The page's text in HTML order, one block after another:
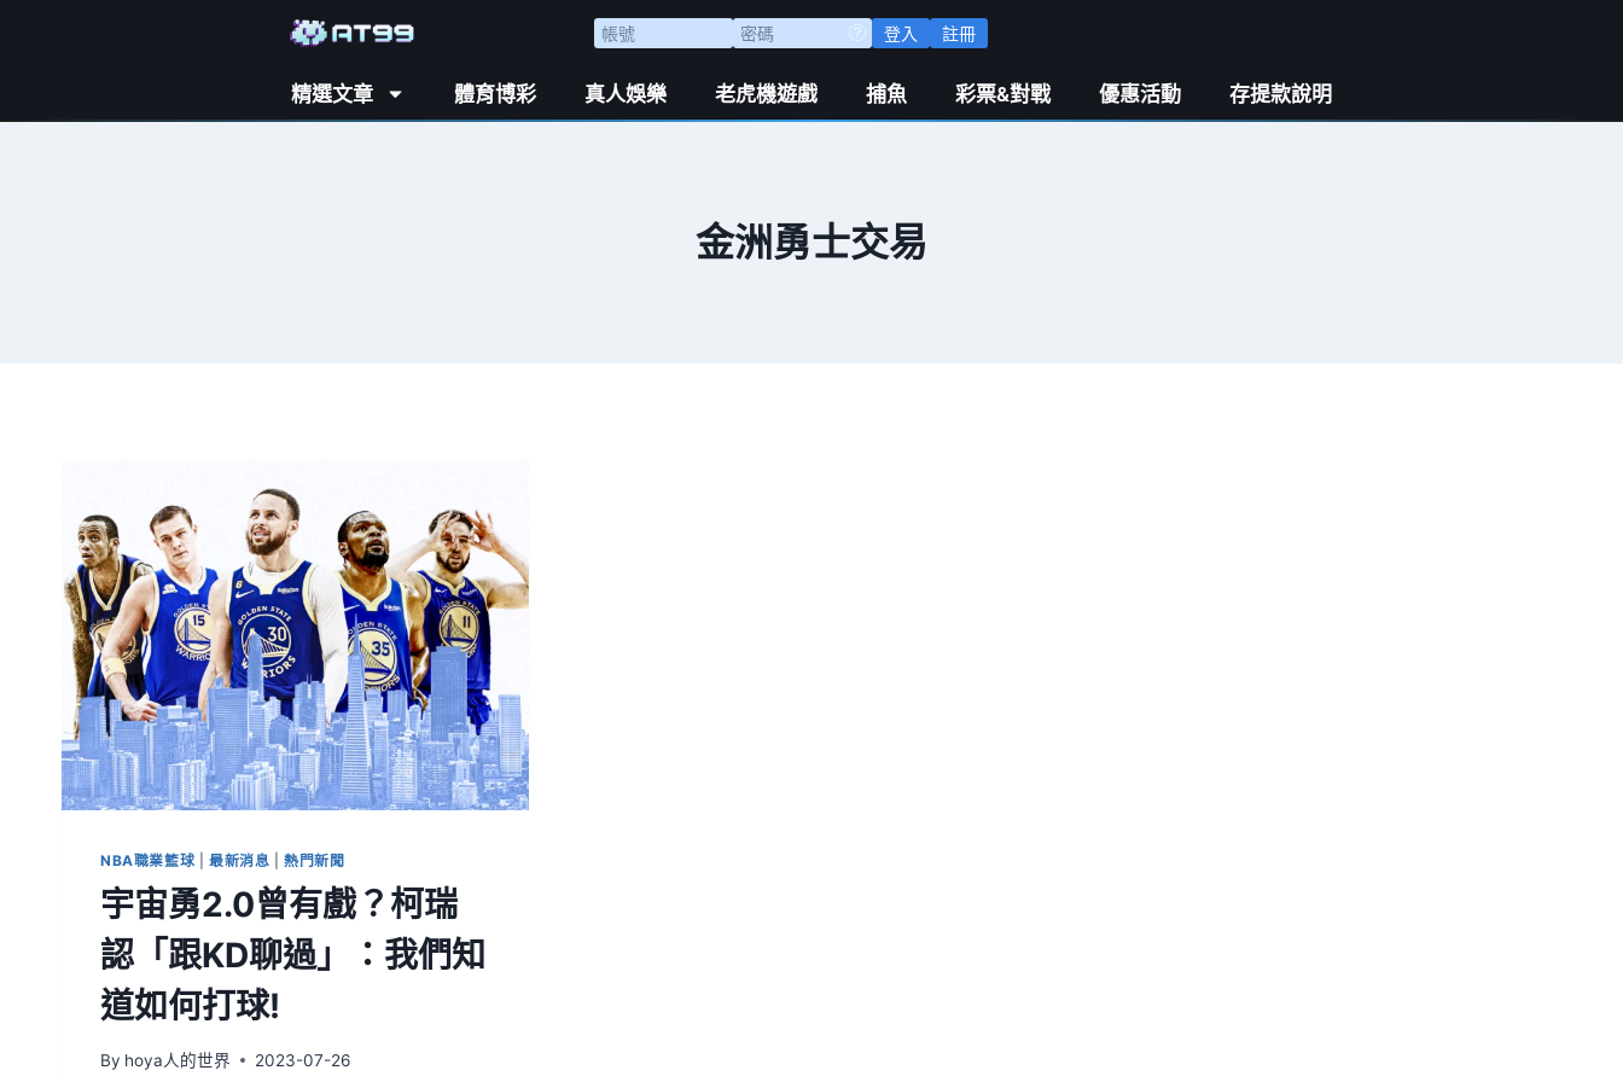
登入 註冊
精選文章 體育博彩 真人娛樂 老虎機遊戲 捕魚 彩票&對戰 優惠活動 存提款說明
金洲勇士交易
NBA職業籃球 最新消息 |熱門新聞
宇宙勇2.0曾有戲？柯瑞
認「跟KD聊過」：我們知
道如何打球!
By hoya人的世界 2023-07-26